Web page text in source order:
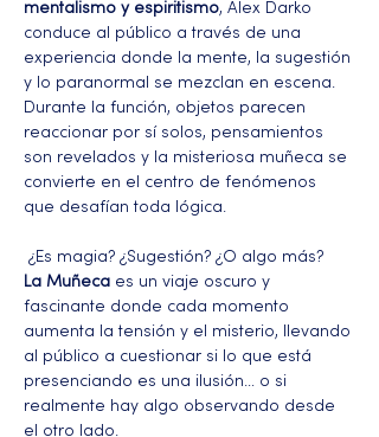
mentalismo y espiritismo, Alex Darko
conduce al público a través de una
experiencia donde la mente, la sugestión
y lo paranormal se mezclan en escena.
Durante la función, objetos parecen
reaccionar por sí solos, pensamientos
son revelados y la misteriosa muñeca se
convierte en el centro de fenómenos
que desafían toda lógica.
¿Es magia? ¿Sugestión? ¿O algo más?
La Muñeca es un viaje oscuro y
fascinante donde cada momento
aumenta la tensión y el misterio, llevando
al público a cuestionar si lo que está
presenciando es una ilusión… o si
realmente hay algo observando desde
el otro lado.